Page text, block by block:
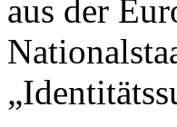
aus der